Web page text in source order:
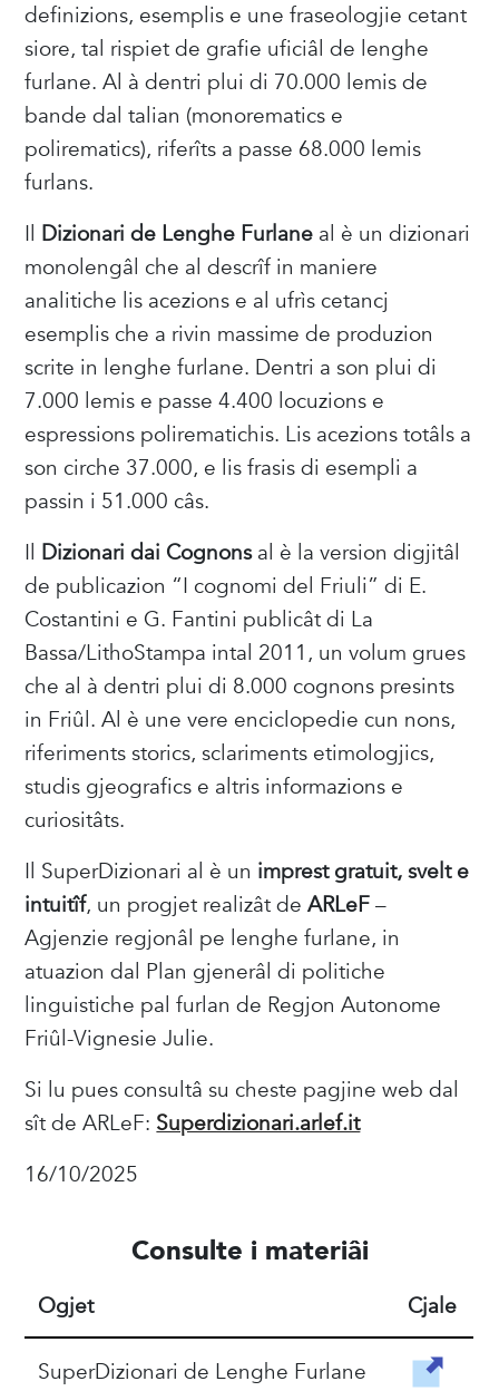
definizions, esemplis e une fraseologjie cetant
siore, tal rispiet de grafie uficiâl de lenghe
furlane. Al à dentri plui di 70.000 lemis de
bande dal talian (monorematics e
polirematics), riferîts a passe 68.000 lemis
furlans.
Il Dizionari de Lenghe Furlane al è un dizionari
monolengâl che al descrîf in maniere
analitiche lis acezions e al ufrìs cetancj
esemplis che a rivin massime de produzion
scrite in lenghe furlane. Dentri a son plui di
7.000 lemis e passe 4.400 locuzions e
espressions polirematichis. Lis acezions totâls a
son cirche 37.000, e lis frasis di esempli a
passin i 51.000 câs.
Il Dizionari dai Cognonsal è la version digjitâl
de publicazion “I cognomi del Friuli” di E.
Costantini e G. Fantini publicât di La
Bassa/LithoStampa intal 2011, un volum grues
che al à dentri plui di 8.000 cognons presints
in Friûl. Al è une vere enciclopedie cun nons,
riferiments storics, sclariments etimologjics,
studis gjeografics e altris informazions e
curiositâts.
Il SuperDizionari al è un imprest gratuit, svelt e
intuitîf, un progjet realizât deARLeF–
Agjenzie regjonâl pe lenghe furlane, in
atuazion dal Plan gjenerâl di politiche
linguistiche pal furlan de Regjon Autonome
Friûl-Vignesie Julie.
Si lu pues consultâ su cheste pagjine web dal
sît de ARLeF: Superdizionari.arlef.it
16/10/2025
Consulte i materiâi
Ogjet Cjale
SuperDizionari de Lenghe Furlane